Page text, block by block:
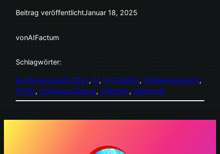
Beitrag veröffentlichtJanuar 18, 2025
vonAIFactum
Schlagwörter:
Bundestagswahl 2025, KI, KI-Chatbot, Parteienvergleich
Politik, Politische Bildung, Wahlhilfe, Wahlomat